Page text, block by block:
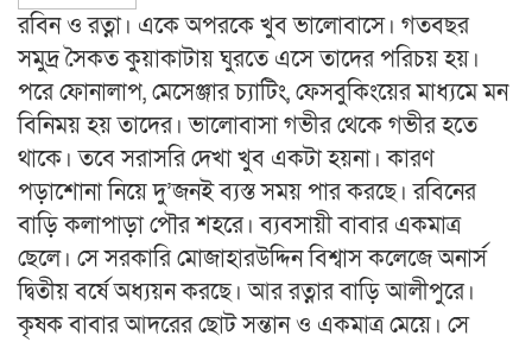
রবিন ও রত্না। একে অপরকে খুব ভালোবাসে। গতবছর
সমুদ্র সৈকত কুয়াকাটায় ঘুরতে এসে তাদের পরিচয় হয়।
পরে ফোনালাপ, মেসেঞ্জার চ্যাটিং, ফেসবুকিংয়ের মাধ্যমে মন
বিনিময় হয় তাদের। ভালোবাসা গভীর থেকে গভীর হতে
থাকে। তবে সরাসরি দেখা খুব একটা হয়না। কারণ
পড়াশোনা নিয়ে দু’জনই ব্যস্ত সময় পার করছে। রবিনের
বাড়ি কলাপাড়া পৌর শহরে। ব্যবসায়ী বাবার একমাত্র
ছেলে। সে সরকারি মোজাহারউদ্দিন বিশ্বাস কলেজে অনার্স
দ্বিতীয় বর্ষে অধ্যয়ন করছে। আর রত্নার বাড়ি আলীপুরে।
কৃষক বাবার আদরের ছোট সন্তান ও একমাত্র মেয়ে। সে